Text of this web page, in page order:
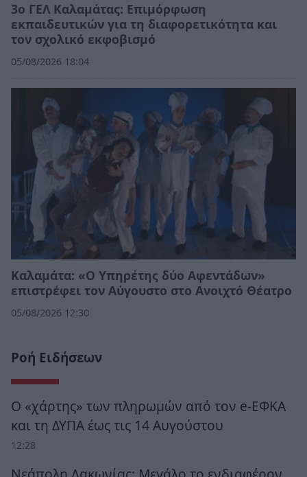
3ο ΓΕΛ Καλαμάτας: Επιμόρφωση
εκπαιδευτικών για τη διαφορετικότητα και
τον σχολικό εκφοβισμό
05/08/2026 18:04
Καλαμάτα: «Ο Υπηρέτης δύο Αφεντάδων»
επιστρέφει τον Αύγουστο στο Ανοιχτό Θέατρο
05/08/2026 12:30
Ροή Ειδήσεων
Ο «χάρτης» των πληρωμών από τον e-ΕΦΚΑ
και τη ΔΥΠΑ έως τις 14 Αυγούστου
12:28